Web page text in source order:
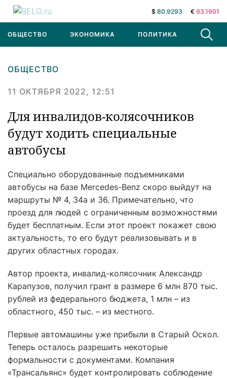
$ 80.9293 € 93.1901
ОБЩЕСТВО ЭКОНОМИКА ПОЛИТИКА В МИРЕ
ОБЩЕСТВО
11 ОКТЯБРЯ 2022, 12:51
Для инвалидов-колясочников
будут ходить специальные
автобусы
Специально оборудованные подъемниками
автобусы на базе Mercedes-Benz скоро выйдут на
маршруты № 4, 34а и 36. Примечательно, что
проезд для людей с ограниченным возможностями
будет бесплатным. Если этот проект покажет свою
актуальность, то его будут реализовывать и в
других областных городах.
Автор проекта, инвалид-колясочник Александр
Карапузов, получил грант в размере 6 млн 870 тыс.
рублей из федерального бюджета, 1 млн – из
областного, 450 тыс. – из местного.
Первые автомашины уже прибыли в Старый Оскол.
Теперь осталось разрешить некоторые
формальности с документами. Компания
«Трансальянс» будет контролировать соблюдение